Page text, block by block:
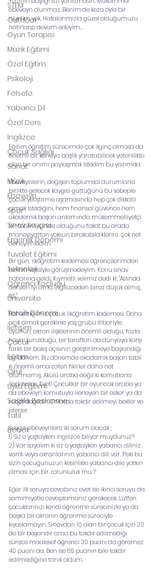
STEM
Outdoor
Oyun Terapisi
Müzik Eğitimi
Özel Eğitim
Psikoloji
Felsefe
Yabancı Dil
Özel Ders
İngilizce
Çocuk Sağlığı
Sanat
Müzik
Ebeveyn
Spor
Sınav Kaygısı
Ergenlik Dönemi
Tuvalet Eğitimi
Teknoloji
Öğrenci Koçluğu
Üniversite
Tercih Dönemi
İletişim
Çocuk
Eğitim
Okul
Uyku Eğitimi
Sağlıklı Beslenme
Tatil
Bebek
ebeveyn olunmaz. Benim de keza öyle bir
niyetim yok. Hatalarımızla güzel olduğumuzu
hatırlatıp devam edeyim...
Eğitim öğretim sürecimde çok ilginç olmasa da
önemli bir konuya başlık yaratabilicek yeterlilikte
olan bir anımı paylaşmak istedim bu yazımda.
Ebeveynlerin, değişen toplumsal durumlarla
birlikte gelecek kaygısı güttüğünü bu sebeple
çocuk yetiştirme aşamasında hep çok dikkatli
olmak istediğini, hem finansal güvence hem
akademik başarı anlamında mükemmelliyetçi
bir tutum içinde olduğunu fakat bu arada
maneviyattan yoksun bırakabildiklerini  çok net
deneyimledim.
Bir gün, ilköğretim kademesi öğrencilerimden
birinin velisiyle görüşmedeyim. Konu sınav
notlarına geldi. Kıymetli velimiz dedi ki; "Aslında
dersleri iyi ama İngilizceden biraz düşük almış,
85."
Bahsettiğimiz çocuk ilköğretim kademesi. Daha
açık olmak gerekirse yaş grubu itibariyle
oyunun, akran ilişkilerinin önemli olduğu, fazla
hayal kurulduğu, bir taraftan da dünyaya karşı
farklı bir bakış açısının geliştirilmeye başlandığı
bir dönem. Bu dönemde akademik başarı tabii
ki önemli ama zaten fikirler daha net
oturmamış. Akülü araba değil ki komutlarla
ilerletelim. Evet! Çocuklar bir oyuncak araba ya
da ebeveyn komutuyla ilerleyen bir asker ya da
robot değildir. Onlarda takdir edilmeyi bekler ve
isterler.
Sevgili ebeveynlere iki sorum olacak ;
1) Siz o yaştayken ingilizce biliyor muydunuz?
2) Var sayalım ki siz o yaştayken yabancı diliniz
vardı veya akranlarının yabancı dili var. Peki bu
sizin çocuğunuzun kesinlikle yabancı dile yatkın
olması için bir zorunluluk mu ?
Eğer ilk soruya cevabınız evet ise ikinci soruyu da
samimiyetle cevaplamanız gerekecek. Lütfen
çocuklarınızı kendi öğrenme sürecinizle ya da
başka bir akranın öğrenme süreciyle
kıyaslamayın. Sınavdan 10 alan bir çocuk için 20
de bir başarıdır ama bu takdir edilmediği
sürece maalesef öğrenci 30 puanı da göremez
40 puanı da. Ben ise 85 puanın bile takdir
edilmediğine tanık oldum.